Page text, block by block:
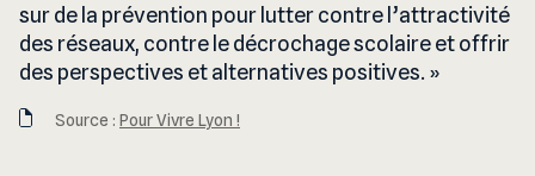
sur de la prévention pour lutter contre l’attractivité
des réseaux, contre le décrochage scolaire et offrir
des perspectives et alternatives positives.
Source : Pour Vivre Lyon !